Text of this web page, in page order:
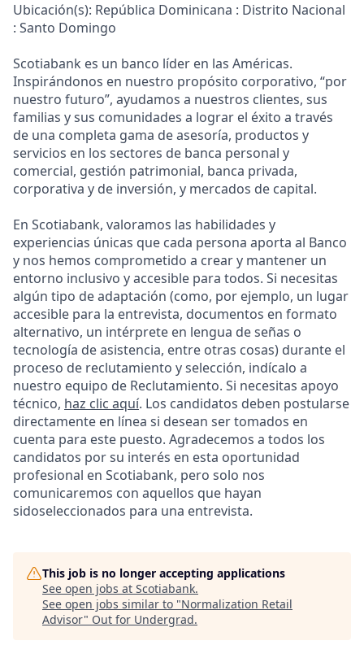
Ubicación(s): República Dominicana : Distrito Nacional
: Santo Domingo
Scotiabank es un banco líder en las Américas.
Inspirándonos en nuestro propósito corporativo, “por
nuestro futuro”, ayudamos a nuestros clientes, sus
familias y sus comunidades a lograr el éxito a través
de una completa gama de asesoría, productos y
servicios en los sectores de banca personal y
comercial, gestión patrimonial, banca privada,
corporativa y de inversión, y mercados de capital.
En Scotiabank, valoramos las habilidades y
experiencias únicas que cada persona aporta al Banco
y nos hemos comprometido a crear y mantener un
entorno inclusivo y accesible para todos. Si necesitas
algún tipo de adaptación (como, por ejemplo, un lugar
accesible para la entrevista, documentos en formato
alternativo, un intérprete en lengua de señas o
tecnología de asistencia, entre otras cosas) durante el
proceso de reclutamiento y selección, indícalo a
nuestro equipo de Reclutamiento. Si necesitas apoyo
técnico, haz clic aquí. Los candidatos deben postularse
directamente en línea si desean ser tomados en
cuenta para este puesto. Agradecemos a todos los
candidatos por su interés en esta oportunidad
profesional en Scotiabank, pero solo nos
comunicaremos con aquellos que hayan
sidoseleccionados para una entrevista.
This job is no longer accepting applications
See open jobs at Scotiabank.
See open jobs similar to "Normalization Retail
Advisor" Out for Undergrad.